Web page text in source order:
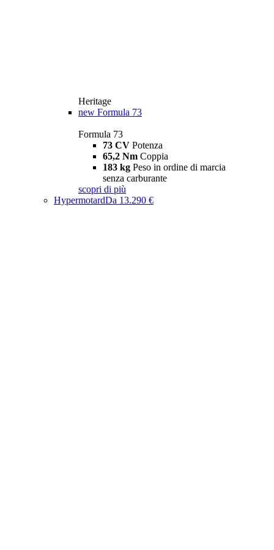
Heritage
new Formula 73
Formula 73
73 CV Potenza
65,2 Nm Coppia
183 kg Peso in ordine di marcia
senza carburante
scopri di più
HypermotardDa 13.290 €